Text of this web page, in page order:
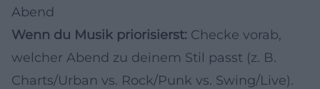
Abend
Wenn du Musik priorisierst: Checke vorab,
welcher Abend zu deinem Stil passt (z. B.
Charts/Urban vs. Rock/Punk vs. Swing/Live).